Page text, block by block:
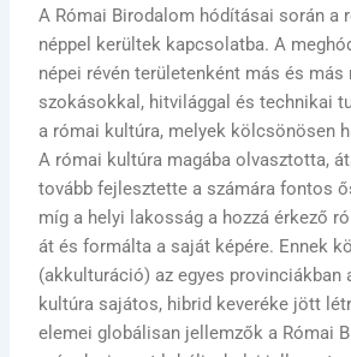
A Római Birodalom hódításai során a
néppel kerültek kapcsolatba. A
népei révén területenként más és más
szokásokkal, hitvilággal és technikai
a római kultúra, melyek kölcsönösen
A római kultúra magába olvasztotta,
tovább fejlesztette a számára fontos
míg a helyi lakosság a hozzá érkező
át és formálta a saját képére. Ennek
(akkulturáció) az egyes provinciákban
kultúra sajátos, hibrid keveréke jött
elemei globálisan jellemzők a Római